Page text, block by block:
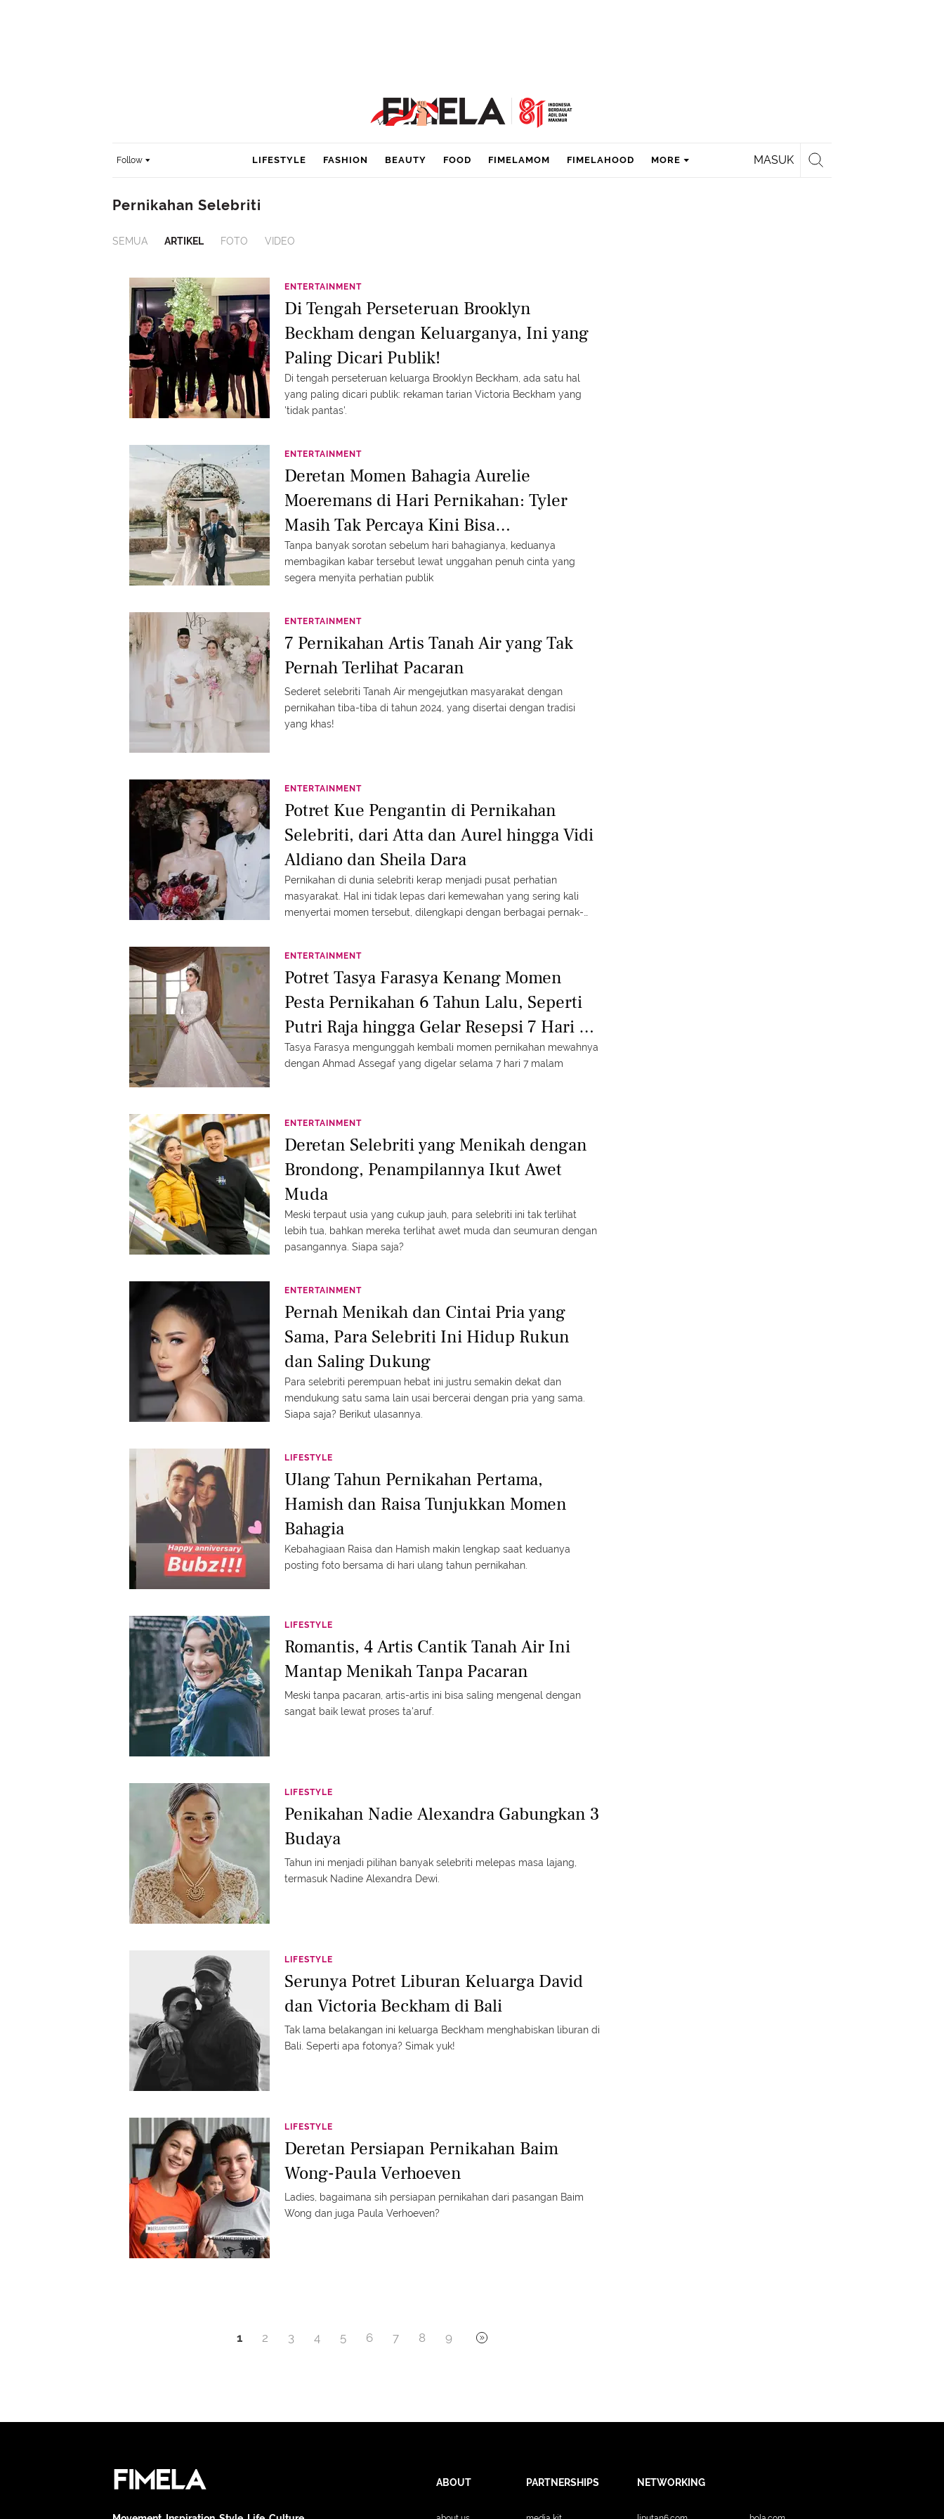
Follow MASUK
LIFESTYLE FASHION BEAUTY FOOD FIMELAMOM FIMELAHOOD MORE
Pernikahan Selebriti
SEMUA ARTIKEL FOTO VIDEO
ENTERTAINMENT
Di Tengah Perseteruan Brooklyn
Beckham dengan Keluarganya, Ini yang
Paling Dicari Publik!
Di tengah perseteruan keluarga Brooklyn Beckham, ada satu hal
yang paling dicari publik: rekaman tarian Victoria Beckham yang
'tidak pantas'.
ENTERTAINMENT
Deretan Momen Bahagia Aurelie
Moeremans di Hari Pernikahan: Tyler
Masih Tak Percaya Kini Bisa
Memanggilnya “Istri”
Tanpa banyak sorotan sebelum hari bahagianya, keduanya
membagikan kabar tersebut lewat unggahan penuh cinta yang
segera menyita perhatian publik
ENTERTAINMENT
7 Pernikahan Artis Tanah Air yang Tak
Pernah Terlihat Pacaran
Sederet selebriti Tanah Air mengejutkan masyarakat dengan
pernikahan tiba-tiba di tahun 2024, yang disertai dengan tradisi
yang khas!
ENTERTAINMENT
Potret Kue Pengantin di Pernikahan
Selebriti, dari Atta dan Aurel hingga Vidi
Aldiano dan Sheila Dara
Pernikahan di dunia selebriti kerap menjadi pusat perhatian
masyarakat. Hal ini tidak lepas dari kemewahan yang sering kali
menyertai momen tersebut, dilengkapi dengan berbagai pernak-
ENTERTAINMENT
Potret Tasya Farasya Kenang Momen
Pesta Pernikahan 6 Tahun Lalu, Seperti
Putri Raja hingga Gelar Resepsi 7 Hari 7
Malam
Tasya Farasya mengunggah kembali momen pernikahan mewahnya
dengan Ahmad Assegaf yang digelar selama 7 hari 7 malam
ENTERTAINMENT
Deretan Selebriti yang Menikah dengan
Brondong, Penampilannya Ikut Awet
Muda
Meski terpaut usia yang cukup jauh, para selebriti ini tak terlihat
lebih tua, bahkan mereka terlihat awet muda dan seumuran dengan
pasangannya. Siapa saja?
ENTERTAINMENT
Pernah Menikah dan Cintai Pria yang
Sama, Para Selebriti Ini Hidup Rukun
dan Saling Dukung
Para selebriti perempuan hebat ini justru semakin dekat dan
mendukung satu sama lain usai bercerai dengan pria yang sama.
Siapa saja? Berikut ulasannya.
LIFESTYLE
Ulang Tahun Pernikahan Pertama,
Hamish dan Raisa Tunjukkan Momen
Bahagia
Kebahagiaan Raisa dan Hamish makin lengkap saat keduanya
posting foto bersama di hari ulang tahun pernikahan.
LIFESTYLE
Romantis, 4 Artis Cantik Tanah Air Ini
Mantap Menikah Tanpa Pacaran
Meski tanpa pacaran, artis-artis ini bisa saling mengenal dengan
sangat baik lewat proses ta'aruf.
LIFESTYLE
Penikahan Nadie Alexandra Gabungkan 3
Budaya
Tahun ini menjadi pilihan banyak selebriti melepas masa lajang,
termasuk Nadine Alexandra Dewi.
LIFESTYLE
Serunya Potret Liburan Keluarga David
dan Victoria Beckham di Bali
Tak lama belakangan ini keluarga Beckham menghabiskan liburan di
Bali. Seperti apa fotonya? Simak yuk!
LIFESTYLE
Deretan Persiapan Pernikahan Baim
Wong-Paula Verhoeven
Ladies, bagaimana sih persiapan pernikahan dari pasangan Baim
Wong dan juga Paula Verhoeven?
1 2 3 4 5 6 7 8 9
ABOUT PARTNERSHIPS NETWORKING